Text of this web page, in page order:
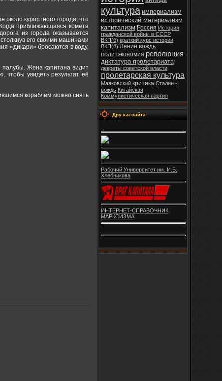
курортного города, что
приближающаяся комета
из города оказывается
его своими машинами
«дикари» бросаются в воду,
палубы. Жена капитана видит
чтобы увидеть результат её
кораблём можно снять
культура империализм
исторический материализм
капитализм Россия История
гражданской войны в СССР
ВКП(б) краткий курс истории
ВКП(б) Ленин вождь
политэкономия революция
диктатура пролетариата
декреты советской власти
пролетарская культура
Маяковский критика Сталин -
вождь Китайская
Коммунистическая партия
Друзья сайта
Рабочий Университет им. И.Б.
Хлебникова
ИНТЕРНЕТ-СПРАВОЧНИК
МАРКСИЗМА